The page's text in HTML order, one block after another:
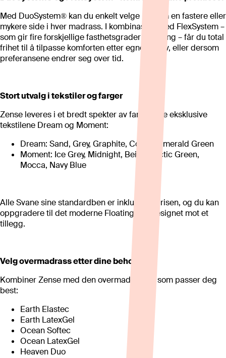
Med DuoSystem® kan du enkelt velge mellom en fastere eller
mykere side i hver madrass. I kombinasjon med FlexSystem –
som gir fire forskjellige fasthetsgrader i én seng – får du total
frihet til å tilpasse komforten etter egne behov, eller dersom
preferansene endrer seg over tid.
Stort utvalg i tekstiler og farger
Zense leveres i et bredt spekter av farger i de eksklusive
tekstilene Dream og Moment:
Dream: Sand, Grey, Graphite, Cotton, Emerald Green
Moment: Ice Grey, Midnight, Beige, Arctic Green,
Mocca, Navy Blue
Alle Svane sine standardben er inkludert i prisen, og du kan
oppgradere til det moderne Floating leg-designet mot et
tillegg.
Velg overmadrass etter dine behov
Kombiner Zense med den overmadrassen som passer deg
best:
Earth Elastec
Earth LatexGel
Ocean Softec
Ocean LatexGel
Heaven Duo